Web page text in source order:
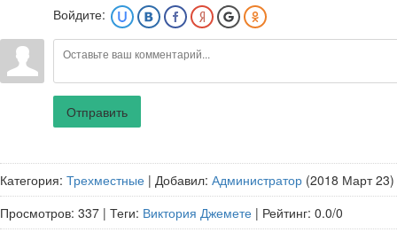
Войдите:
Отправить
Категория: Трехместные | Добавил: Администратор (2018 Март 23)
Просмотров: 337 | Теги: Виктория Джемете | Рейтинг: 0.0/0